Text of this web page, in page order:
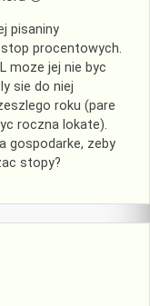
pisaniny
stop procentowych.
moze jej nie byc
sie do niej
roku (pare
roczna lokate).
gospodarke, zeby
stopy?